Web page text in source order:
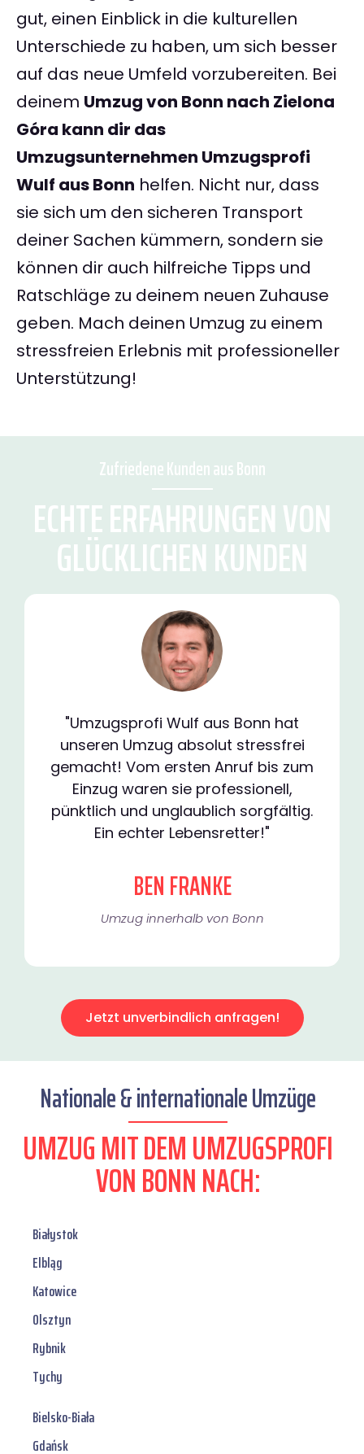
gut, einen Einblick in die kulturellen
Unterschiede zu haben, um sich besser
auf das neue Umfeld vorzubereiten. Bei
deinem Umzug von Bonn nach Zielona
Góra kann dir das
Umzugsunternehmen Umzugsprofi
Wulf aus Bonn helfen. Nicht nur, dass
sie sich um den sicheren Transport
deiner Sachen kümmern, sondern sie
können dir auch hilfreiche Tipps und
Ratschläge zu deinem neuen Zuhause
geben. Mach deinen Umzug zu einem
stressfreien Erlebnis mit professioneller
Unterstützung!
Zufriedene Kunden aus Bonn
ECHTE ERFAHRUNGEN VON
GLÜCKLICHEN KUNDEN
"Umzugsprofi Wulf aus Bonn hat
unseren Umzug absolut stressfrei
gemacht! Vom ersten Anruf bis zum
Einzug waren sie professionell,
pünktlich und unglaublich sorgfältig.
Ein echter Lebensretter!"
BEN FRANKE
Umzug innerhalb von Bonn​
Jetzt unverbindlich anfragen!
Nationale & internationale Umzüge
UMZUG MIT DEM UMZUGSPROFI
VON BONN NACH:
Białystok
Elbląg
Katowice
Olsztyn
Rybnik
Tychy
Bielsko-Biała
Gdańsk